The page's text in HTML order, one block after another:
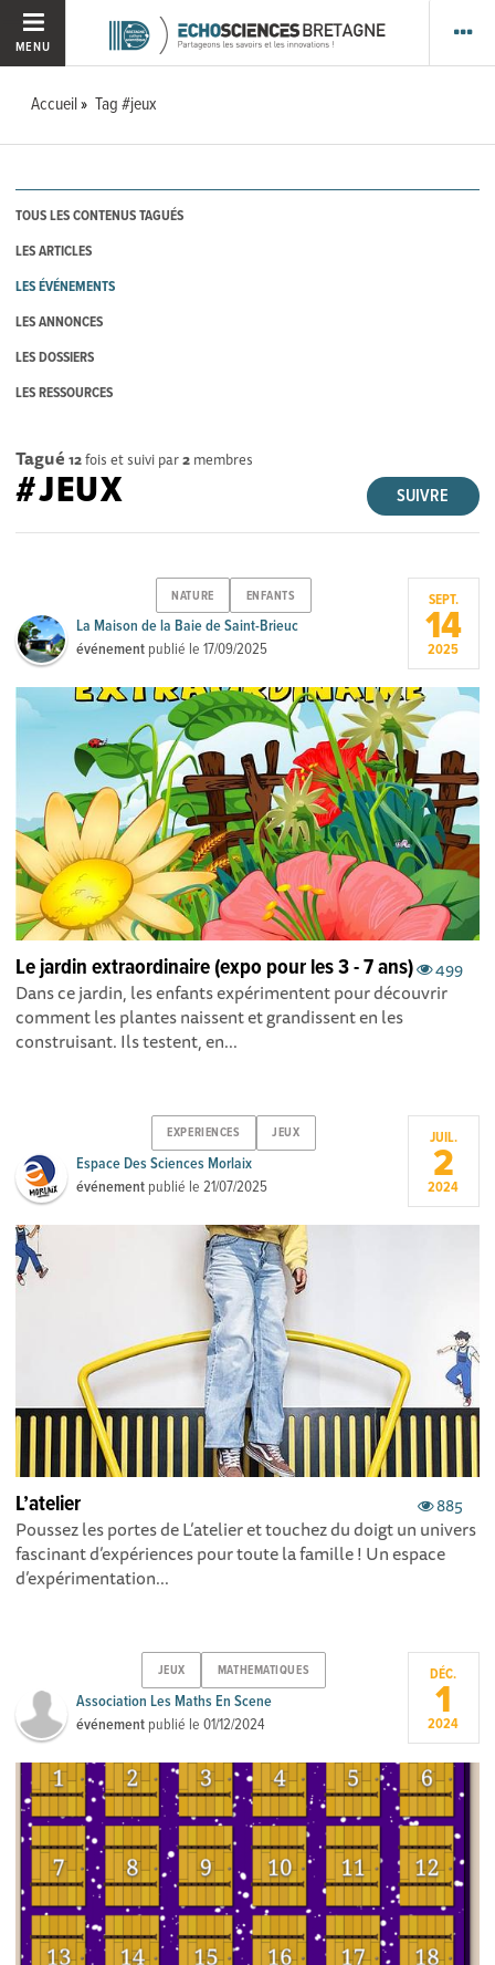
MENU
Accueil Tag #jeux
TOUS LES CONTENUS TAGUÉS
LES ARTICLES
LES ÉVÉNEMENTS
LES ANNONCES
LES DOSSIERS
LES RESSOURCES
Tagué 12fois et suivi par2 membres
SUIVRE
#JEUX
NATURE ENFANTS
La Maison de la Baie de Saint-Brieuc
événement publié le17/09/2025
SEPT.
14
2025
499
Le jardin extraordinaire (expo pour les 3 - 7 ans)
Dans ce jardin, les enfants expérimentent pour découvrir
comment les plantes naissent et grandissent en les
construisant. Ils testent, en...
EXPERIENCES JEUX
Espace Des Sciences Morlaix
événement publié le21/07/2025
JUIL.
2
2024
885
L’atelier
Poussez les portes de L’atelier et touchez du doigt un univers
fascinant d’expériences pour toute la famille ! Un espace
d’expérimentation...
JEUX MATHEMATIQUES
Association Les Maths En Scene
événement publié le01/12/2024
DÉC.
1
2024